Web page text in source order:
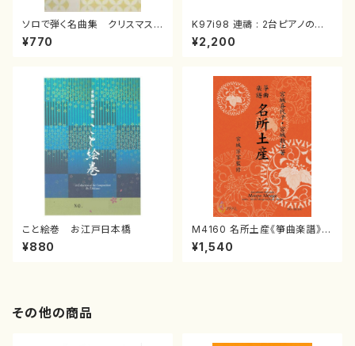
ソロで弾く名曲集 クリスマス・
イブ／恋人がサンタクロース(
箏独奏 /大平光美 編曲/楽
¥770
K97i98 連禱 : 2台ピアノのた
めの（2 Pianos / 菊池 幸夫 /
楽譜）
¥2,200
こと絵巻 お江戸日本橋
¥880
M4160 名所土産《箏曲楽譜》
（箏/宮城喜代子・宮城数江著・
宮城宗家監修/箏曲古典楽譜）
¥1,540
その他の商品